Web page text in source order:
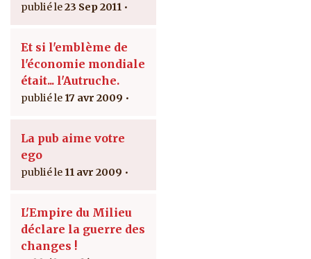
23 Sep 2011
Et si l'emblème de
l'économie mondiale
était... l'Autruche.
17 avr 2009
La pub aime votre
ego
11 avr 2009
L'Empire du Milieu
déclare la guerre des
changes !